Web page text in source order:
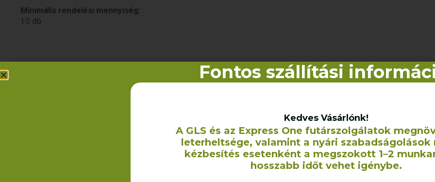
Minimális rendelési mennyiség:
10 db
Kapcsolódó termékekFontos szállítási
Kedves Vásárlónk!
A GLS és az Express One futárszolgálatok
leterheltsége, valamint a nyári
kézbesítés esetenként a megszokott 1–2
hosszabb időt vehet igénybe.